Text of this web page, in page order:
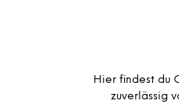
Hier findest du
zuverlässig